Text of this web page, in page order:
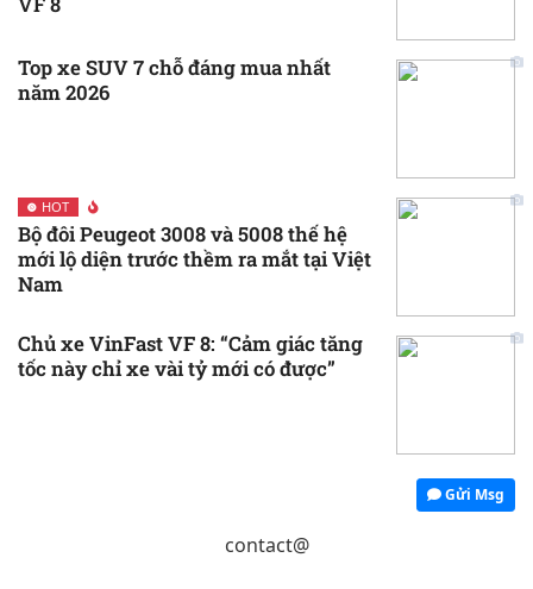
Top xe SUV 7 chỗ đáng mua nhất
năm 2026
HOT
Bộ đôi Peugeot 3008 và 5008 thế hệ
mới lộ diện trước thềm ra mắt tại Việt
Nam
Chủ xe VinFast VF 8: “Cảm giác tăng
tốc này chỉ xe vài tỷ mới có được”
Gửi Msg
contact@